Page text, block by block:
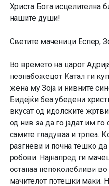
Христа Бога исцелителна
нашите души!
Светите маченици Еспер,
Во времето на царот
незнабожецот Катал ги
жена му Зоја и нивните
Бидејќи беа убедени
вкусат од идолските
од нив за да го јадат им
самите гладуваа и трпеа.
разгневи и почна тешко
робови. Најнапред ги
останаа непоколебливи
мачителот потешки маки.